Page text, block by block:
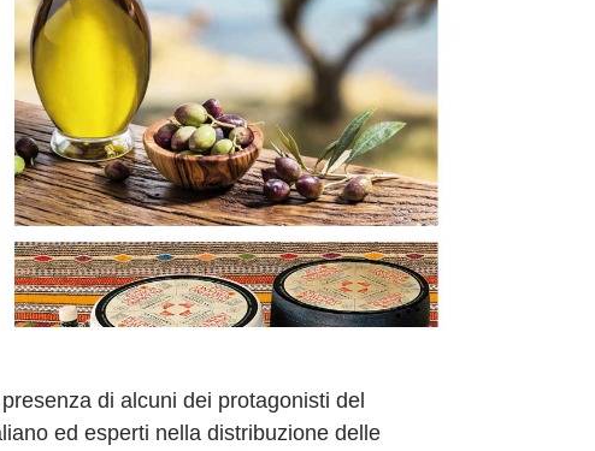
di alcuni dei protagonisti del
ed esperti nella distribuzione delle